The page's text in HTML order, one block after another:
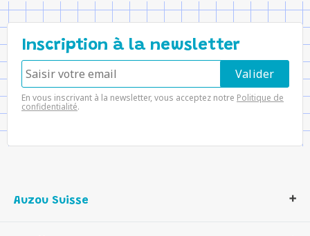
Inscription à la newsletter
En vous inscrivant à la newsletter, vous acceptez notre Politique de
confidentialité.
Auzou Suisse